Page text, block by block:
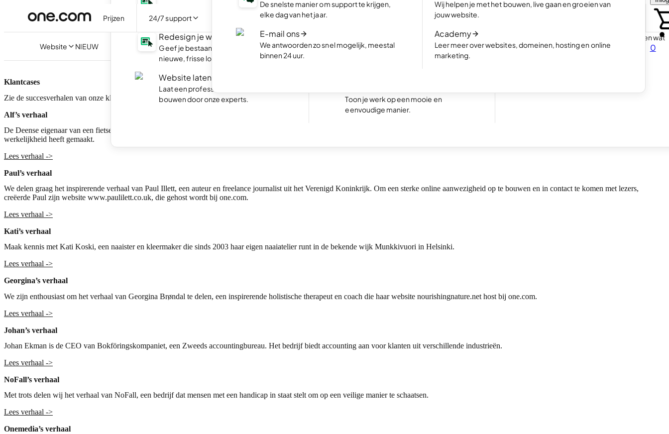
Prijzen 24/7 support
De snelste manier om support te krijgen,
elke dag van het jaar.
E-mail ons
We antwoorden zo snel mogelijk, meestal
binnen 24 uur.
Wij helpen je met het bouwen, live gaan en groeien van
jouw website.
Academy
Leer meer over websites, domeinen, hosting en online
marketing.
0
Website NIEUW
Maak je eigen website met AI, in enkele
minuten live.
Redesign je website NIEUW
Geef je bestaande website een
nieuwe, frisse look.
Website laten maken
Laat een professionele website
bouwen door onze experts.
Maak een webshop en begin met
Maak een website voor jouw bedrijf
waar klanten direct afspraken kunnen
Toon je werk op een mooie en
eenvoudige manier.
Kies hoe jij je website wil maken
Ontdek hoe een AI website bouwer werkt en wat
voor prompts je kan gebruiken
Klantcases
Zie de succesverhalen van onze klanten
Alf’s verhaal
De Deense eigenaar van een fietsenwinkel, Alf Henriksen, begon greenrider.dk – een winkel die gewone fietsen ombouwt tot elektrische fietsen. Luister naar zijn succesverhaal en hoe hij zijn droom
werkelijkheid heeft gemaakt.
Lees verhaal ->
Paul’s verhaal
We delen graag het inspirerende verhaal van Paul Illett, een auteur en freelance journalist uit het Verenigd Koninkrijk. Om een sterke online aanwezigheid op te bouwen en in contact te komen met lezers,
creëerde Paul zijn website www.paulilett.co.uk, die gehost wordt bij one.com.
Lees verhaal ->
Kati’s verhaal
Maak kennis met Kati Koski, een naaister en kleermaker die sinds 2003 haar eigen naaiatelier runt in de bekende wijk Munkkivuori in Helsinki.
Lees verhaal ->
Georgina’s verhaal
We zijn enthousiast om het verhaal van Georgina Brøndal te delen, een inspirerende holistische therapeut en coach die haar website nourishingnature.net host bij one.com.
Lees verhaal ->
Johan’s verhaal
Johan Ekman is de CEO van Bokföringskompaniet, een Zweeds accountingbureau. Het bedrijf biedt accounting aan voor klanten uit verschillende industrieën.
Lees verhaal ->
NoFall’s verhaal
Met trots delen wij het verhaal van NoFall, een bedrijf dat mensen met een handicap in staat stelt om op een veilige manier te schaatsen.
Lees verhaal ->
Onemedia’s verhaal